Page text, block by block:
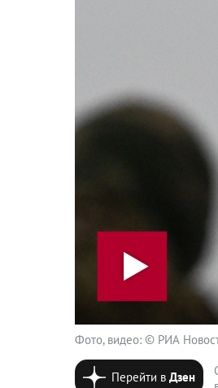
Фото, видео: © РИА
Перейти вДзен